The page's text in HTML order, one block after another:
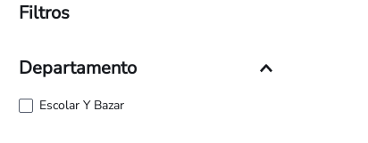
Filtros
Departamento
Escolar Y Bazar